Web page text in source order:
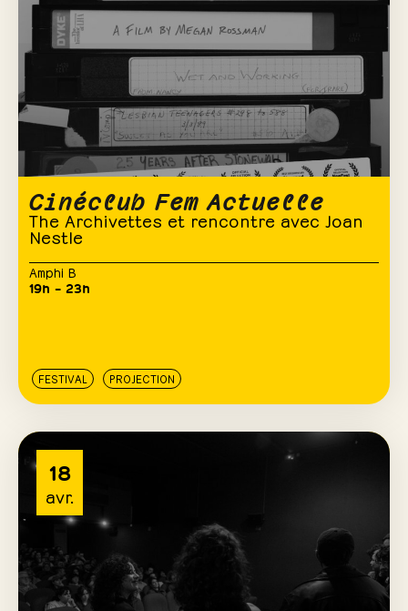
Cinéclub Fem Actuelle
The Archivettes et rencontre avec Joan
Nestle
Amphi B
19h – 23h
FESTIVAL PROJECTION
18
avr.